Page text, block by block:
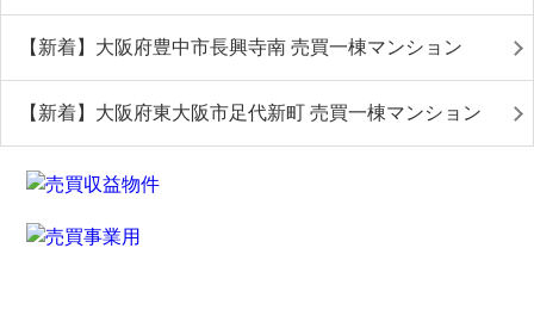
【新着】大阪府豊中市長興寺南 売買一棟マンション
【新着】大阪府東大阪市足代新町 売買一棟マンション